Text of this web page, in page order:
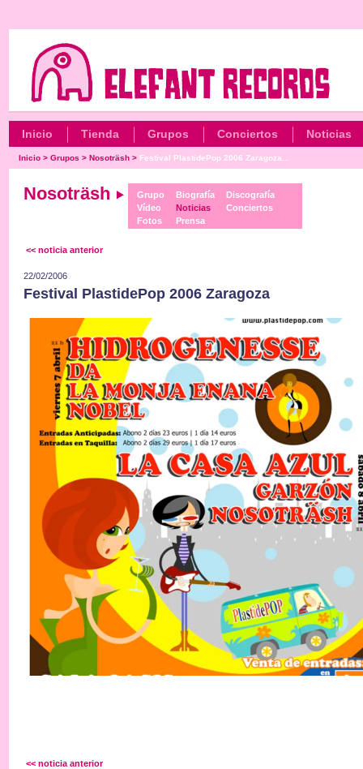
Inicio Tienda Grupos Conciertos Noticias
Inicio >Grupos >Nosoträsh > Festival PlastidePop 2006 Zaragoza...
Nosoträsh
Grupo
Vídeo
Fotos
Biografía
Noticias
Prensa
Discografía
Conciertos
<< noticia anterior
22/02/2006
Festival PlastidePop 2006 Zaragoza
<< noticia anterior